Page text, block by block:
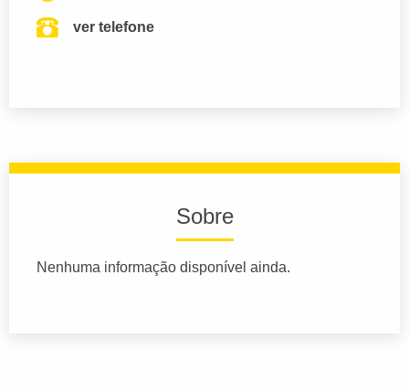
ver telefone
Sobre
Nenhuma informação disponível ainda.